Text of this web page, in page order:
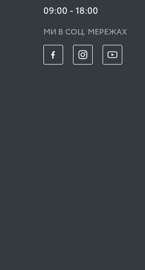
09:00 - 18:00
МИ В СОЦ. МЕРЕЖАХ